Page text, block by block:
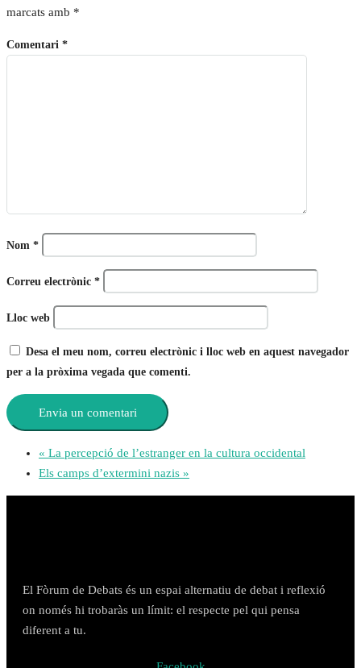
marcats amb *
Comentari *
Nom *
Correu electrònic *
Lloc web
Desa el meu nom, correu electrònic i lloc web en aquest navegador
per a la pròxima vegada que comenti.
« La percepció de l’estranger en la cultura occidental
Els camps d’extermini nazis »
El Fòrum de Debats és un espai alternatiu de debat i reflexió
on només hi trobaràs un límit: el respecte pel qui pensa
diferent a tu.